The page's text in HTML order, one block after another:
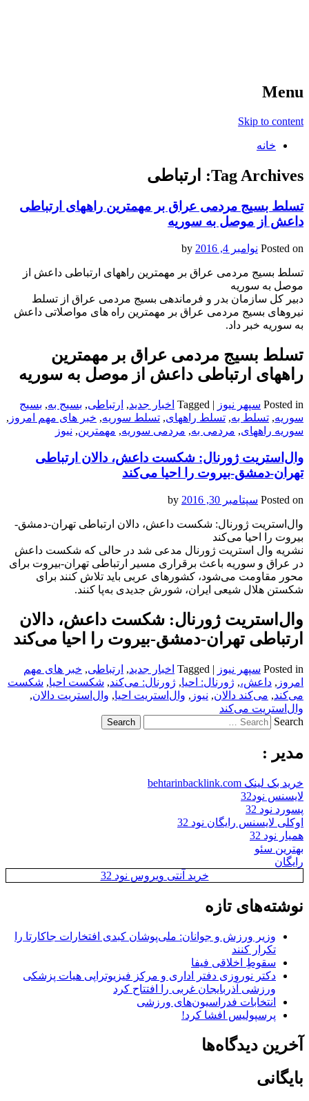
Menu
Skip to content
خانه
Tag Archives: ارتباطی
تسلط بسیج مردمی عراق بر مهمترین راه‎های ارتباطی
داعش از موصل به سوریه
Posted on نوامبر 4, 2016
تسلط بسیج مردمی عراق بر مهمترین راه‎های ارتباطی داعش از
موصل به سوریه
دبیر کل سازمان بدر و فرماندهی بسیج مردمی عراق از تسلط
نیروهای بسیج مردمی عراق بر مهمترین راه های مواصلاتی داعش
به سوریه خبر داد.
تسلط بسیج مردمی عراق بر مهمترین
راه‎های ارتباطی داعش از موصل به سوریه
Posted in سپهر نیوز |
Tagged اخبار جدید, ارتباطی, بسیج به, بسیج
سوریه, تسلط به, تسلط راه‎های , تسلط سوریه, خبر های مهم امروز ,
سوریه راه‎های
, مردمی به, مردمی سوریه, مهمترین, نیوز
وال‌استریت ژورنال: شکست داعش، دالان ارتباطی
تهران-دمشق-بیروت را احیا می‌کند
Posted on سپتامبر 30, 2016
وال‌استریت ژورنال: شکست داعش، دالان ارتباطی تهران-دمشق-
بیروت را احیا می‌کند
نشریه وال استریت ژورنال مدعی شد در حالی که شکست داعش
در عراق و سوریه باعث برقراری مسیر ارتباطی تهران-بیروت برای
محور مقاومت می‌شود، کشورهای عربی باید تلاش کنند برای
شکستن هلال شیعی ایران، شورش جدیدی به‌پا کنند.
وال‌استریت ژورنال: شکست داعش، دالان
ارتباطی تهران-دمشق-بیروت را احیا می‌کند
Posted in سپهر نیوز |
Tagged اخبار جدید, ارتباطی, خبر های مهم
امروز , داعش،, ژورنال: احیا, ژورنال: می‌کند, شکست احیا, شکست
می‌کند, می‌کند دالان, نیوز , وال‌استریت احیا, وال‌استریت دالان,
وال‌استریت می‌کند
Search
مدیر :
خرید بک لینک behtarinbacklink.com
لایسنس نود32
پسورد نود 32
اوکلی لایسنس رایگان نود 32
همیار نود 32
بهترین سئو
رایگان
خرید آنتی ویروس نود 32
نوشته‌های تازه
وزیر ورزش و جوانان: ملی‌پوشان کبدی افتخارات جاکارتا را
تکرار کنند
سقوطِ اخلاقی فیفا
دکتر نوروزی دفتر اداری و مرکز فیزیوتراپی هیات پزشکی
ورزشی آذربایجان غربی را افتتاح کرد
انتخابات فدراسیون‌های ورزشی
پرسپولیس افشا کرد!
آخرین دیدگاه‌ها
بایگانی